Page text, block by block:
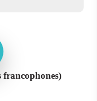
francophones)